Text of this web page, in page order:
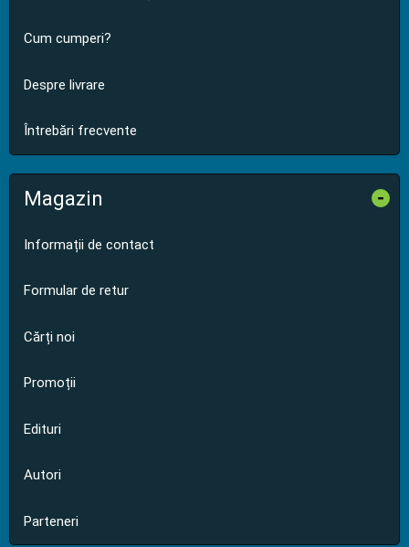
Cum cumperi?
Despre livrare
Întrebări frecvente
Magazin -
Informații de contact
Formular de retur
Cărți noi
Promoții
Edituri
Autori
Parteneri